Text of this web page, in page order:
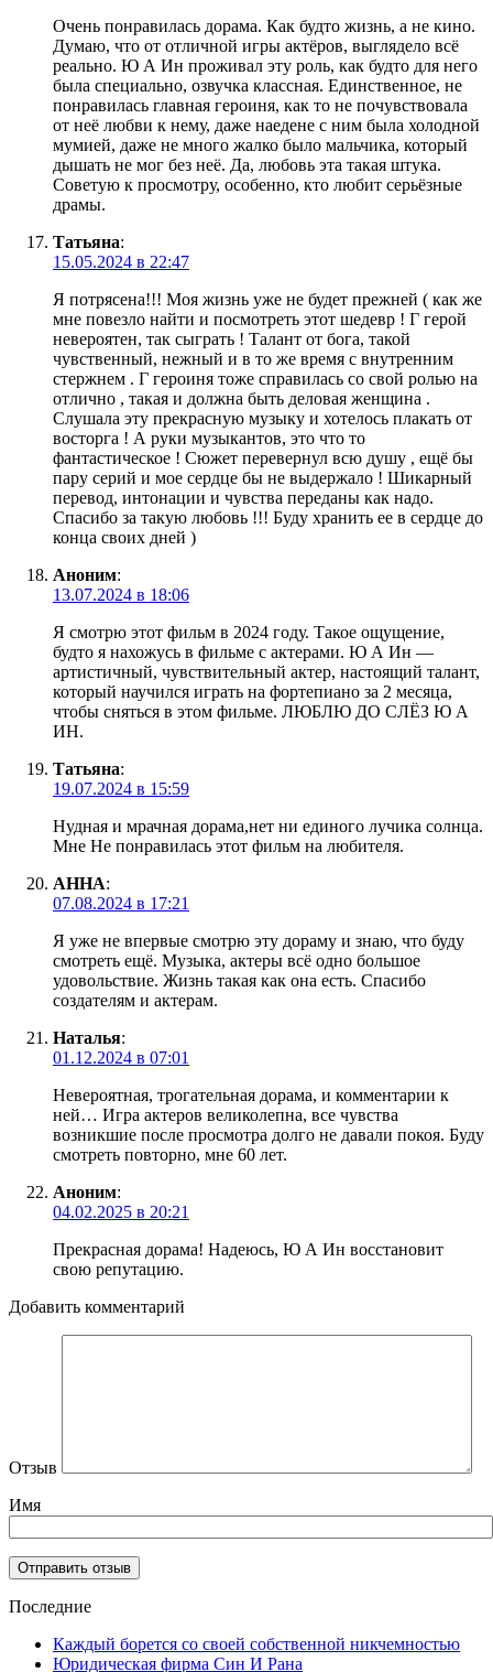
Очень понравилась дорама. Как будто жизнь, а не кино.
Думаю, что от отличной игры актëров, выглядело всë
реально. Ю А Ин проживал эту роль, как будто для него
была специально, озвучка классная. Единственное, не
понравилась главная героиня, как то не почувствовала
от неë любви к нему, даже наедене с ним была холодной
мумией, даже не много жалко было мальчика, который
дышать не мог без неë. Да, любовь эта такая штука.
Советую к просмотру, особенно, кто любит серьëзные
драмы.
Татьяна:
15.05.2024 в 22:47
Я потрясена!!! Моя жизнь уже не будет прежней ( как же
мне повезло найти и посмотреть этот шедевр ! Г герой
невероятен, так сыграть ! Талант от бога, такой
чувственный, нежный и в то же время с внутренним
стержнем . Г героиня тоже справилась со свой ролью на
отлично , такая и должна быть деловая женщина .
Слушала эту прекрасную музыку и хотелось плакать от
восторга ! А руки музыкантов, это что то
фантастическое ! Сюжет перевернул всю душу , ещё бы
пару серий и мое сердце бы не выдержало ! Шикарный
перевод, интонации и чувства переданы как надо.
Спасибо за такую любовь !!! Буду хранить ее в сердце до
конца своих дней )
Аноним:
13.07.2024 в 18:06
Я смотрю этот фильм в 2024 году. Такое ощущение,
будто я нахожусь в фильме с актерами. Ю А Ин —
артистичный, чувствительный актер, настоящий талант,
который научился играть на фортепиано за 2 месяца,
чтобы сняться в этом фильме. ЛЮБЛЮ ДО СЛЁЗ Ю А
ИН.
Татьяна:
19.07.2024 в 15:59
Нудная и мрачная дорама,нет ни единого лучика солнца.
Мне Не понравилась этот фильм на любителя.
АННА:
07.08.2024 в 17:21
Я уже не впервые смотрю эту дораму и знаю, что буду
смотреть ещё. Музыка, актеры всё одно большое
удовольствие. Жизнь такая как она есть. Спасибо
создателям и актерам.
Наталья:
01.12.2024 в 07:01
Невероятная, трогательная дорама, и комментарии к
ней… Игра актеров великолепна, все чувства
возникшие после просмотра долго не давали покоя. Буду
смотреть повторно, мне 60 лет.
Аноним:
04.02.2025 в 20:21
Прекрасная дорама! Надеюсь, Ю А Ин восстановит
свою репутацию.
Добавить комментарий
Отзыв
Имя
Последние
Каждый борется со своей собственной никчемностью
Юридическая фирма Син И Рана